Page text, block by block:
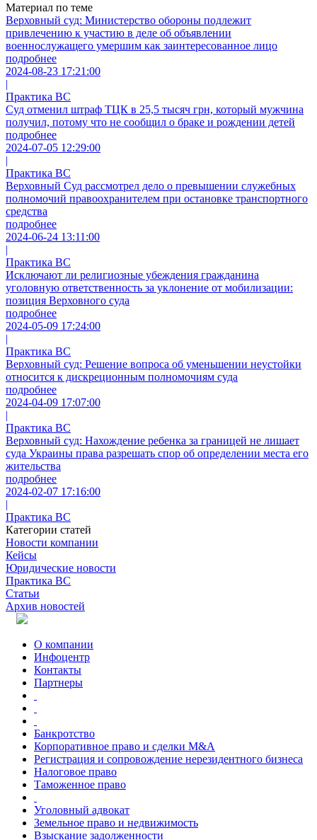
Материал по теме
Верховный суд: Министерство обороны подлежит
привлечению к участию в деле об объявлении
военнослужащего умершим как заинтересованное лицо
подробнее
2024-08-23 17:21:00
|
Практика ВС
Суд отменил штраф ТЦК в 25,5 тысяч грн, который мужчина
получил, потому что не сообщил о браке и рождении детей
подробнее
2024-07-05 12:29:00
|
Практика ВС
Верховный Суд рассмотрел дело о превышении служебных
полномочий правоохранителем при остановке транспортного
средства
подробнее
2024-06-24 13:11:00
|
Практика ВС
Исключают ли религиозные убеждения гражданина
уголовную ответственность за уклонение от мобилизации:
позиция Верховного суда
подробнее
2024-05-09 17:24:00
|
Практика ВС
Верховный суд: Решение вопроса об уменьшении неустойки
относится к дискреционным полномочиям суда
подробнее
2024-04-09 17:07:00
|
Практика ВС
Верховный суд: Нахождение ребенка за границей не лишает
суда Украины права разрешать спор об определении места его
жительства
подробнее
2024-02-07 17:16:00
|
Практика ВС
Категории статей
Новости компании
Кейсы
Юридические новости
Практика ВС
Статьи
Архив новостей
О компании
Инфоцентр
Контакты
Партнеры
Банкротство
Корпоративное право и сделки M&A
Регистрация и сопровождение нерезидентного бизнеса
Налоговое право
Таможенное право
Уголовный адвокат
Земельное право и недвижимость
Взыскание задолженности